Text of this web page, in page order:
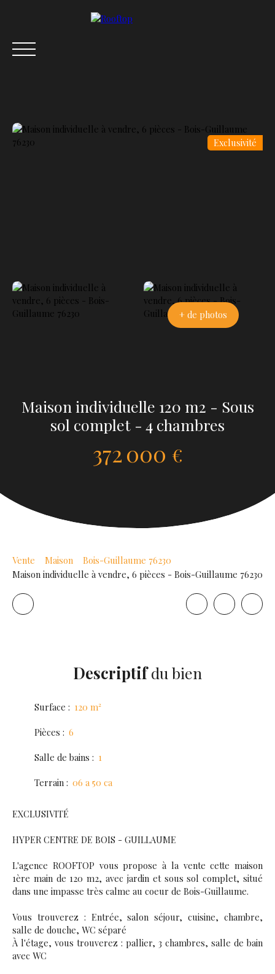
Exclusivité
+ de photos
Maison individuelle 120 m2 - Sous
sol complet - 4 chambres
372 000 €
Vente Maison
Bois-Guillaume 76230
Maison individuelle à vendre, 6 pièces - Bois-Guillaume 76230
Descriptifdu bien
Surface : 120 m²
Pièces : 6
Salle de bains : 1
Terrain : 06 a 50 ca
EXCLUSIVITÉ
HYPER CENTRE DE BOIS - GUILLAUME
L'agence ROOFTOP vous propose à la vente cette maison
1ère main de 120 m2, avec jardin et sous sol complet, situé
dans une impasse très calme au coeur de Bois-Guillaume.
Vous trouverez : Entrée, salon séjour, cuisine, chambre,
salle de douche, WC séparé
À l'étage, vous trouverez : pallier, 3 chambres, salle de bain
avec WC